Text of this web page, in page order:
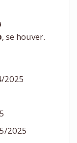
, se houver.
2025
2025